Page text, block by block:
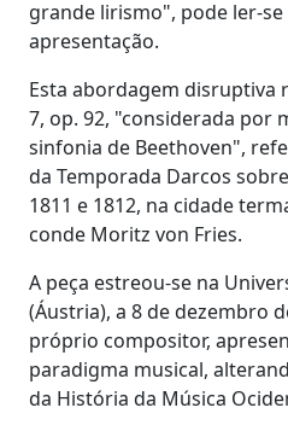
grande lirismo", pode ler-
apresentação.
Esta abordagem disruptiva
7, op. 92, "considerada por
sinfonia de Beethoven",
da Temporada Darcos
1811 e 1812, na cidade
conde Moritz von Fries.
A peça estreou-se na
(Áustria), a 8 de dezembro
próprio compositor,
paradigma musical,
da História da Música